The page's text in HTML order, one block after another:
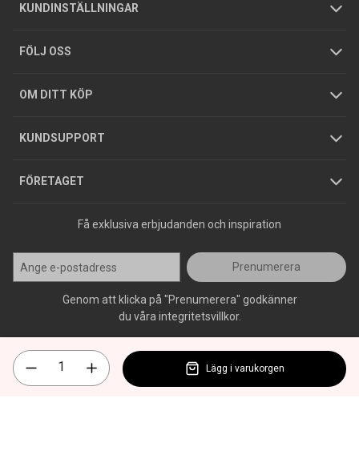
KUNDINSTÄLLNINGAR
Företagskund / Privatkund
FÖLJ OSS
OM DITT KÖP
Allmänna försäljningsvillkor
Integritetspolicy
GDPR
KUNDSUPPORT
Foldrar och kataloger
Köpguider
Varumärken
FÖRETAGET
Tjänster
Hållbarhet
Jobba hos oss
Press
Få exklusiva erbjudanden och inspiration
Prenumerera
Genom att klicka på "Prenumerera" godkänner
du våra integritetsvillkor.
Lägg i varukorgen